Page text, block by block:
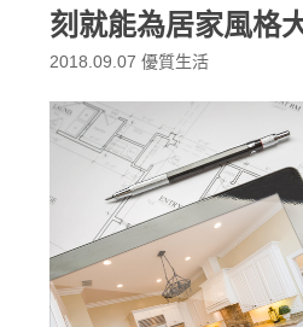
刻就能為居家風格
2018.09.07 優質生活